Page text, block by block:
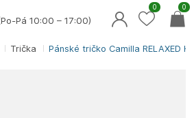
Trička Pánské tričko Camilla RELAXED
Pá 10:00 – 17:00)
0
0